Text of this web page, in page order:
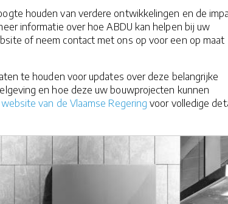
houden van verdere ontwikkelingen en de
informatie over hoe ABDU kan helpen bij uw
of neem contact met ons op voor een op maat
te houden voor updates over deze belangrijke
en hoe deze uw bouwprojecten kunnen
van de Vlaamse Regering voor volledige